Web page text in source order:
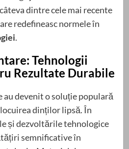
dintre cele mai recente
redefineasc normele în
.
Tehnologii
Rezultate Durabile
devenit o soluție populară
dinților lipsă. În
și dezvoltările tehnologice
semnificative în